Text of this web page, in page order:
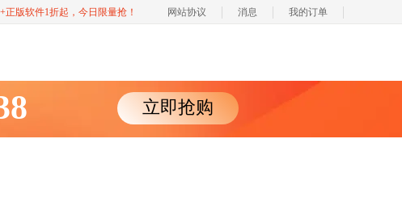
正版软件1折起，今日限量抢！ 网站协议 消息 我的订单
立即抢购